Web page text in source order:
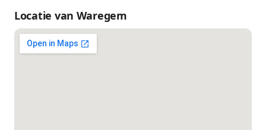
Locatie van Waregem